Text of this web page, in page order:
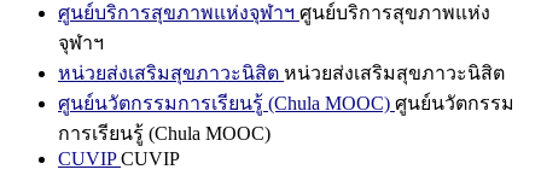
ศูนย์บริการสุขภาพแห่งจุฬาฯ ศูนย์บริการสุขภาพแห่ง
จุฬาฯ
หน่วยส่งเสริมสุขภาวะนิสิต หน่วยส่งเสริมสุขภาวะนิสิต
ศูนย์นวัตกรรมการเรียนรู้ (Chula MOOC) ศูนย์นวัตกรรม
การเรียนรู้ (Chula MOOC)
CUVIPCUVIP